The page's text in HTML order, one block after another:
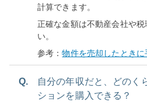
計算できます。
正確な金額は不動産会社や
い。
参考：物件を売却したときに
Q.
自分の年収だと、どのく
ションを購入できる？